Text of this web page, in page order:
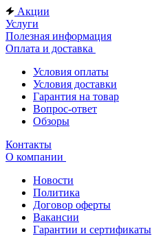
Акции
Услуги
Полезная информация
Оплата и доставка
Условия оплаты
Условия доставки
Гарантия на товар
Вопрос-ответ
Обзоры
Контакты
О компании
Новости
Политика
Договор оферты
Вакансии
Гарантии и сертификаты